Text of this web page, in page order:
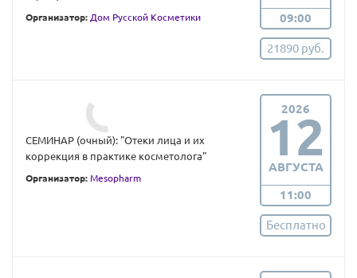
Организатор: Дом Русской Косметики 09:00
21890 руб.
СЕМИНАР (очный): "Отеки лица и их
коррекция в практике косметолога"
Организатор: Mesopharm
2026
12
АВГУСТА
11:00
Бесплатно